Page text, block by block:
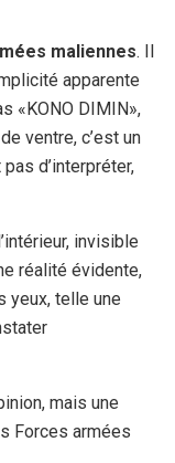
maliennes. Il
apparente
«KONO DIMIN»,
ventre, c’est un
d’interpréter,
invisible
réalité évidente,
yeux, telle une
mais une
Forces armées